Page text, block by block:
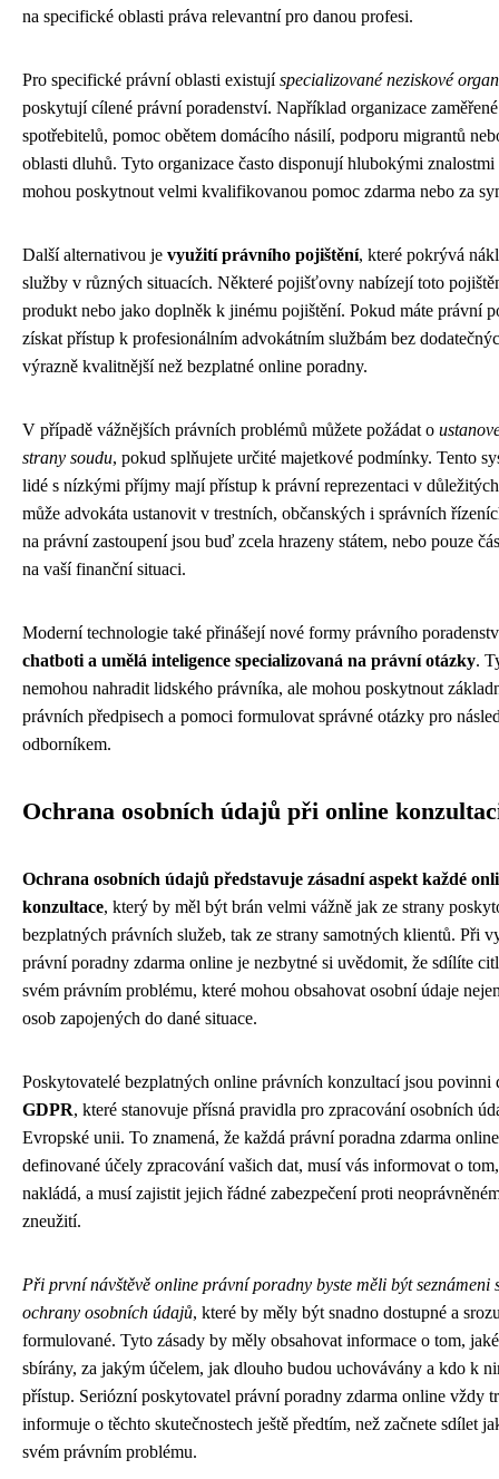
na specifické oblasti práva relevantní pro danou profesi.
Pro specifické právní oblasti existujíspecializované neziskové
poskytují cílené právní poradenství. Například organizace
spotřebitelů, pomoc obětem domácího násilí, podporu migrantů
oblasti dluhů. Tyto organizace často disponují hlubokými znalostmi
mohou poskytnout velmi kvalifikovanou pomoc zdarma nebo za
Další alternativou je využití právního pojištění, které pokrývá
služby v různých situacích. Některé pojišťovny nabízejí toto
produkt nebo jako doplněk k jinému pojištění. Pokud máte právní
získat přístup k profesionálním advokátním službám bez
výrazně kvalitnější než bezplatné online poradny.
V případě vážnějších právních problémů můžete požádat o
strany soudu, pokud splňujete určité majetkové podmínky. Tento
lidé s nízkými příjmy mají přístup k právní reprezentaci v
může advokáta ustanovit v trestních, občanských i správních
na právní zastoupení jsou buď zcela hrazeny státem, nebo pouze
na vaší finanční situaci.
Moderní technologie také přinášejí nové formy právního
chatboti a umělá inteligence specializovaná na právní otázky.
nemohou nahradit lidského právníka, ale mohou poskytnout
právních předpisech a pomoci formulovat správné otázky pro
odborníkem.
Ochrana osobních údajů při online
Ochrana osobních údajů představuje zásadní aspekt každé
konzultace, který by měl být brán velmi vážně jak ze strany
bezplatných právních služeb, tak ze strany samotných klientů. Při
právní poradny zdarma online je nezbytné si uvědomit, že sdílíte
svém právním problému, které mohou obsahovat osobní údaje
osob zapojených do dané situace.
Poskytovatelé bezplatných online právních konzultací jsou
GDPR, které stanovuje přísná pravidla pro zpracování osobních
Evropské unii. To znamená, že každá právní poradna zdarma
definované účely zpracování vašich dat, musí vás informovat o
nakládá, a musí zajistit jejich řádné zabezpečení proti
zneužití.
Při první návštěvě online právní poradny byste měli být seznámeni
ochrany osobních údajů, které by měly být snadno dostupné a
formulované. Tyto zásady by měly obsahovat informace o tom,
sbírány, za jakým účelem, jak dlouho budou uchovávány a kdo k
přístup. Seriózní poskytovatel právní poradny zdarma online vždy
informuje o těchto skutečnostech ještě předtím, než začnete sdílet
svém právním problému.